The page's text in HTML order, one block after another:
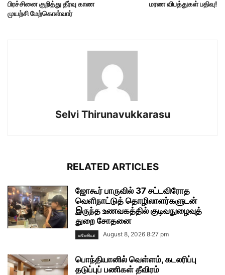
பிரச்சினை குறித்து தீர்வு காண
முயற்சி மேற்கொள்வார்
மரண விபத்துகள் பதிவு!
Selvi Thirunavukkarasu
RELATED ARTICLES
ஜோகூர் பாருவில் 37 சட்டவிரோத
வெளிநாட்டுத் தொழிலாளர்களுடன்
இருந்த உணவகத்தில் குடிவநுழைவுத்
துறை சோதனை
மலேசியா August 8, 2026 8:27 pm
பொந்தியானில் வெள்ளம், கடலரிப்பு
தடுப்புப் பணிகள் தீவிரம்